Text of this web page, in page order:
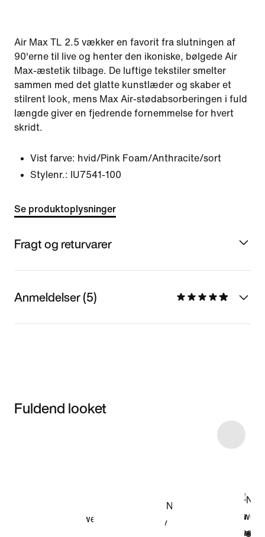
Air Max TL 2.5 vækker en favorit fra slutningen af
90'erne til live og henter den ikoniske, bølgede Air
Max-æstetik tilbage. De luftige tekstiler smelter
sammen med det glatte kunstlæder og skaber et
stilrent look, mens Max Air-stødabsorberingen i fuld
længde giver en fjedrende fornemmelse for hvert
skridt.
Vist farve: hvid/Pink Foam/Anthracite/sort
Stylenr.: IU7541-100
Se produktoplysninger
Fragt og returvarer
Anmeldelser (5)
Fuldend looket